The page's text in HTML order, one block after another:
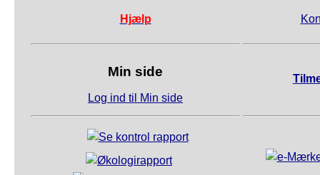
Hjælp
Min side
Log ind til Min side